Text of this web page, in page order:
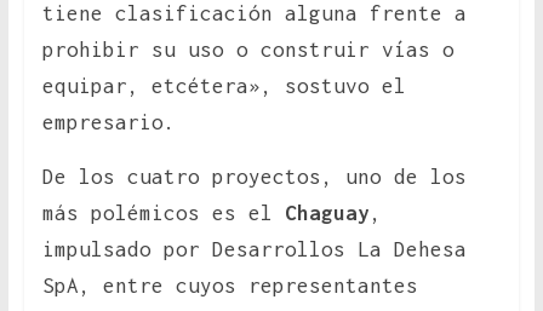
tiene clasificación alguna frente a
prohibir su uso o construir vías o
equipar, etcétera», sostuvo el
empresario.
De los cuatro proyectos, uno de los
más polémicos es el Chaguay ,
impulsado por Desarrollos La Dehesa
SpA, entre cuyos representantes